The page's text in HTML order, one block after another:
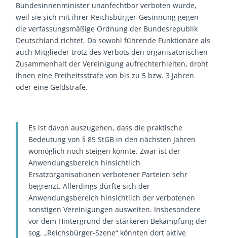
Bundesinnenminister unanfechtbar verboten wurde,
weil sie sich mit ihrer Reichsbürger-Gesinnung gegen
die verfassungsmäßige Ordnung der Bundesrepublik
Deutschland richtet. Da sowohl führende Funktionäre als
auch Mitglieder trotz des Verbots den organisatorischen
Zusammenhalt der Vereinigung aufrechterhielten, droht
ihnen eine Freiheitsstrafe von bis zu 5 bzw. 3 Jahren
oder eine Geldstrafe.
Es ist davon auszugehen, dass die praktische
Bedeutung von § 85 StGB in den nächsten Jahren
womöglich noch steigen könnte. Zwar ist der
Anwendungsbereich hinsichtlich
Ersatzorganisationen verbotener Parteien sehr
begrenzt. Allerdings dürfte sich der
Anwendungsbereich hinsichtlich der verbotenen
sonstigen Vereinigungen ausweiten. Insbesondere
vor dem Hintergrund der stärkeren Bekämpfung der
sog. „Reichsbürger-Szene“ könnten dort aktive